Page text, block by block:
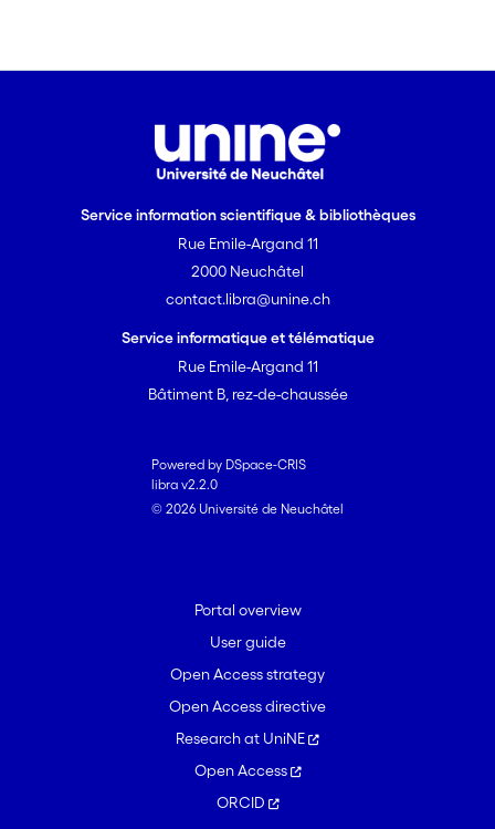
Service information scientifique & bibliothèques
Rue Emile-Argand 11
2000 Neuchâtel
contact.libra@unine.ch
Service informatique et télématique
Rue Emile-Argand 11
Bâtiment B, rez-de-chaussée
Powered by DSpace-CRIS
libra v2.2.0
© 2026 Université de Neuchâtel
Portal overview
User guide
Open Access strategy
Open Access directive
Research at UniNE
Open Access
ORCID